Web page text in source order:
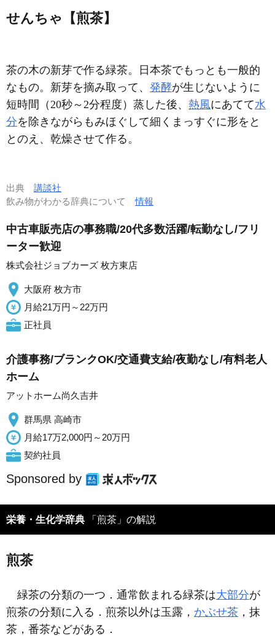
せんちゃ【煎茶】
茶の木の新芽で作る緑茶。日本茶でもっとも一般的
なもの。新芽を摘み取って、 発酵が生じないように
短時間（20秒～2分程度）蒸した後、 熱風にあてて水
分を除きながらもみほぐして細くまっすぐに形をと
とのえ、乾燥させて作る。
出典 講談社
飲み物がわかる辞典について情報
中古車販売店の事務職/20代多数活躍/転勤なし/フリ
ーター歓迎
株式会社ジョブカーズ 枚方東店
大阪府 枚方市
月給21万円～22万円
正社員
介護事務/ブランクOK/交通費支給/夜勤なし/有料老人
ホーム
アットホーム尚久吉井
群馬県 高崎市
月給17万2,000円～20万円
契約社員
Sponsored by
栄養・生化学辞典 「煎茶」の解説
煎茶
緑茶の分類の一つ．通常飲まれる緑茶は大部分が
煎茶の分類に入る．煎茶以外は玉露， かぶせ茶 ，抹
茶，番茶などがある．